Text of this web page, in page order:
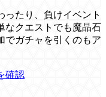
ったり、負けイベント
なクエストでも魔晶石
でガチャを引くのもア
確認